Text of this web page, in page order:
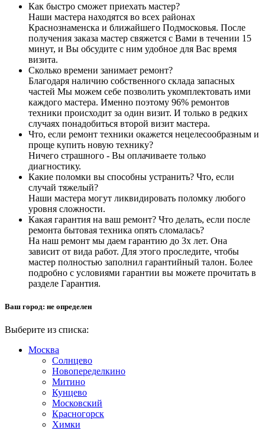
Как быстро сможет приехать мастер?
Наши мастера находятся во всех районах
Краснознаменска и ближайшего Подмосковья. После
получения заказа мастер свяжется с Вами в течении 15
минут, и Вы обсудите с ним удобное для Вас время
визита.
Сколько времени занимает ремонт?
Благодаря наличию собственного склада запасных
частей Мы можем себе позволить укомплектовать ими
каждого мастера. Именно поэтому 96% ремонтов
техники происходит за один визит. И только в редких
случаях понадобиться второй визит мастера.
Что, если ремонт техники окажется нецелесообразным и
проще купить новую технику?
Ничего страшного - Вы оплачиваете только
диагностику.
Какие поломки вы способны устранить? Что, если
случай тяжелый?
Наши мастера могут ликвидировать поломку любого
уровня сложности.
Какая гарантия на ваш ремонт? Что делать, если после
ремонта бытовая техника опять сломалась?
На наш ремонт мы даем гарантию до 3х лет. Она
зависит от вида работ. Для этого проследите, чтобы
мастер полностью заполнил гарантийный талон. Более
подробно с условиями гарантии вы можете прочитать в
разделе Гарантия.
Ваш город: не определен
Выберите из списка:
Москва
Солнцево
Новопеределкино
Митино
Кунцево
Московский
Красногорск
Химки